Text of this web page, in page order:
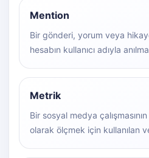
Mention
Bir gönderi, yorum veya
hesabın kullanıcı adıyla
Metrik
Bir sosyal medya
olarak ölçmek için kullanılan